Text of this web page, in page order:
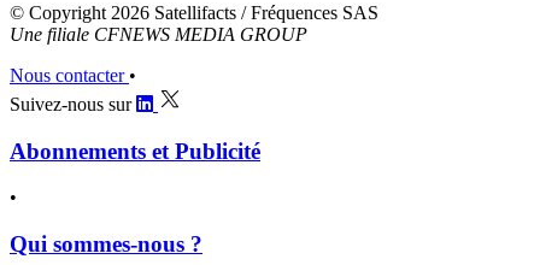
© Copyright 2026 Satellifacts / Fréquences SAS
Une filiale CFNEWS MEDIA GROUP
Nous contacter •
Suivez-nous sur
Abonnements et Publicité
•
Qui sommes-nous ?